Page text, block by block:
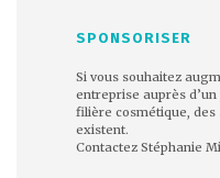
SPONSORISER
Si vous souhaitez
entreprise auprès
filière cosmétique,
existent.
Contactez Stéphanie